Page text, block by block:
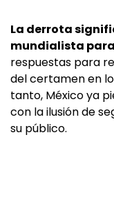
La derrota
mundialista
respuestas para
del certamen en
tanto, México ya
con la ilusión de
su público.